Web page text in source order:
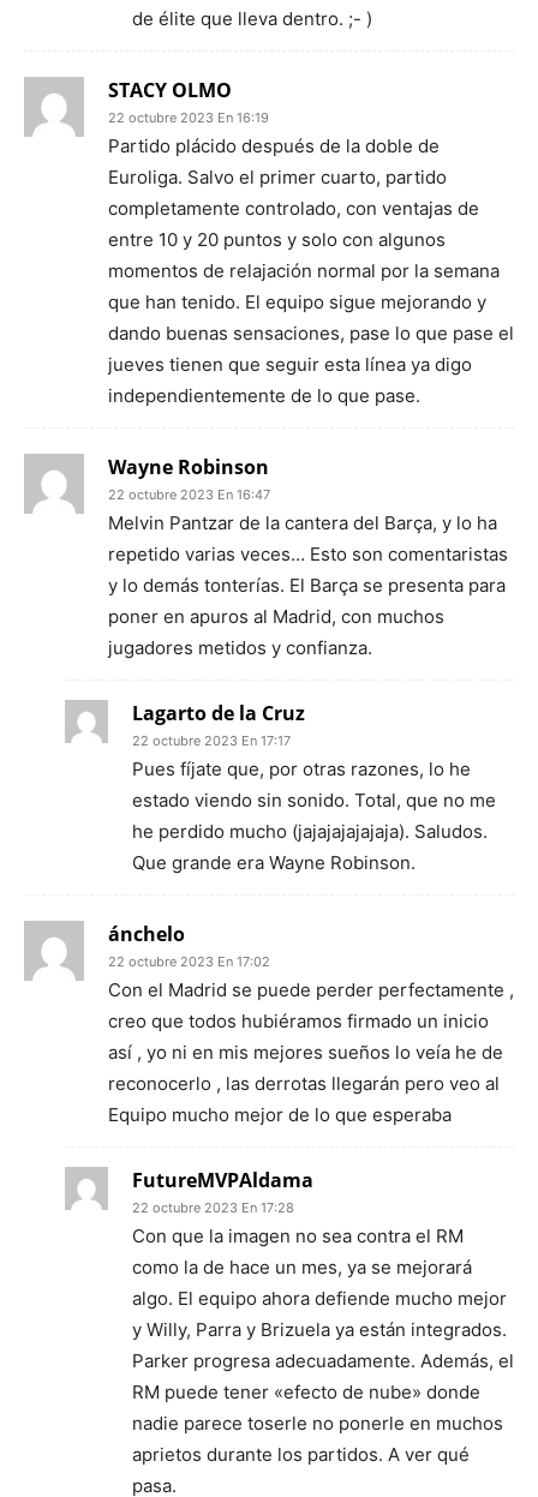
de élite que lleva dentro. ;- )
STACY OLMO
22 octubre 2023 En 16:19
Partido plácido después de la doble de
Euroliga. Salvo el primer cuarto, partido
completamente controlado, con ventajas de
entre 10 y 20 puntos y solo con algunos
momentos de relajación normal por la semana
que han tenido. El equipo sigue mejorando y
dando buenas sensaciones, pase lo que pase el
jueves tienen que seguir esta línea ya digo
independientemente de lo que pase.
Wayne Robinson
22 octubre 2023 En 16:47
Melvin Pantzar de la cantera del Barça, y lo ha
repetido varias veces… Esto son comentaristas
y lo demás tonterías. El Barça se presenta para
poner en apuros al Madrid, con muchos
jugadores metidos y confianza.
Lagarto de la Cruz
22 octubre 2023 En 17:17
Pues fíjate que, por otras razones, lo he
estado viendo sin sonido. Total, que no me
he perdido mucho (jajajajajajaja). Saludos.
Que grande era Wayne Robinson.
ánchelo
22 octubre 2023 En 17:02
Con el Madrid se puede perder perfectamente ,
creo que todos hubiéramos firmado un inicio
así , yo ni en mis mejores sueños lo veía he de
reconocerlo , las derrotas llegarán pero veo al
Equipo mucho mejor de lo que esperaba
FutureMVPAldama
22 octubre 2023 En 17:28
Con que la imagen no sea contra el RM
como la de hace un mes, ya se mejorará
algo. El equipo ahora defiende mucho mejor
y Willy, Parra y Brizuela ya están integrados.
Parker progresa adecuadamente. Además, el
RM puede tener «efecto de nube» donde
nadie parece toserle no ponerle en muchos
aprietos durante los partidos. A ver qué
pasa.